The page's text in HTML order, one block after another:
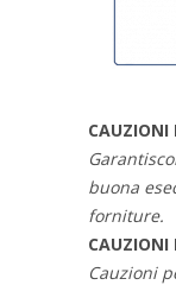
CAUZIONI
buona
forniture.
CAUZIONI
Cauzioni